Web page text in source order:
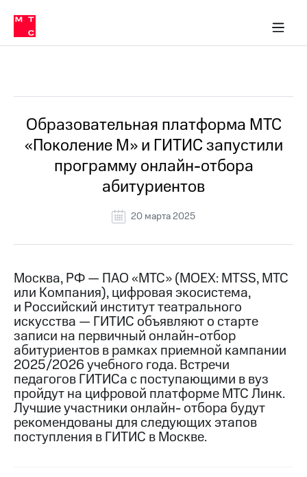
Медиа-центр
и акционерам
Устойчивое развитие
Комплаенс и деловая этика
компании
Карьера
История
компании
Руководство
информация
Медиа-центр
Пресс-
релизы
МТС
о технологиях
Достижения
Интервью
Финансовая
отчетность
в МТС
Пресс-
релизы
МТС
о технологиях
Образовательная платформа МТС
«Поколение М» и ГИТИС запустили
программу онлайн-отбора
абитуриентов
20 марта 2025
Москва, РФ — ПАО «МТС» (MOEX: MTSS, МТС
или Компания), цифровая экосистема,
и Российский институт театрального
искусства — ГИТИС объявляют о старте
записи на первичный онлайн-отбор
абитуриентов в рамках приемной кампании
2025/2026 учебного года. Встречи
педагогов ГИТИСа с поступающими в вуз
пройдут на цифровой платформе МТС Линк.
Лучшие участники онлайн- отбора будут
рекомендованы для следующих этапов
поступления в ГИТИС в Москве.